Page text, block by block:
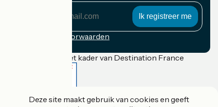
Inschrijvingsvoorwaarden
Gefinancierd in het kader van Destination France
Accueil Vélo Pro
Deze site maakt gebruik van cookies en geeft